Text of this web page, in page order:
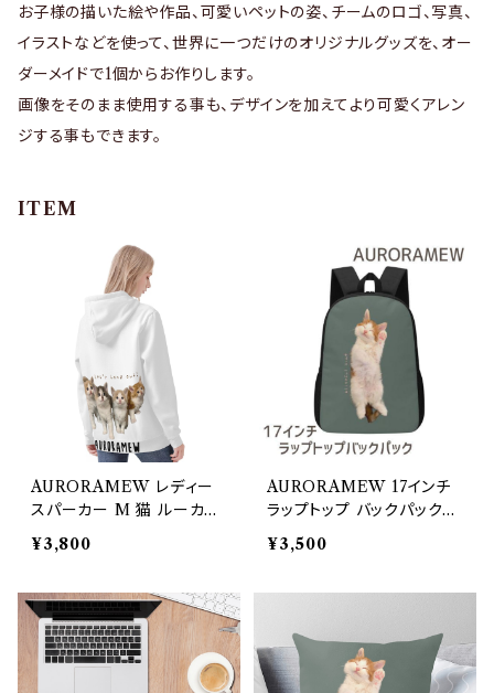
お子様の描いた絵や作品、可愛いペットの姿、チームのロゴ、写真、
イラストなどを使って、世界に一つだけのオリジナルグッズを、オー
ダーメイドで1個からお作りします。
画像をそのまま使用する事も、デザインを加えてより可愛くアレン
ジする事もできます。
ITEM
AURORAMEW レディー
スパーカー M 猫 ルーカス
アスティ ゆめた 虎丸
¥3,800
AURORAMEW 17インチ
ラップトップ バックパック
猫 だいず
¥3,500